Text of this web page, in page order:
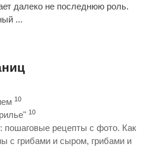
далеко не последнюю роль.
...
10
10
пошаговые рецепты с фото. Как
с грибами и сыром, грибами и